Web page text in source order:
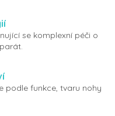
se komplexní péči o
podle funkce, tvaru nohy